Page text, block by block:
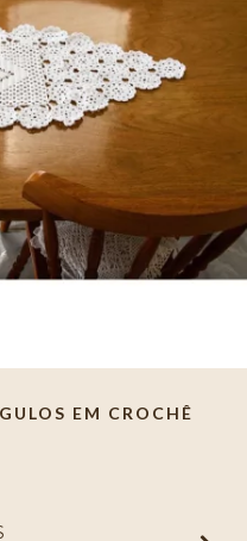
EM CROCHÊ